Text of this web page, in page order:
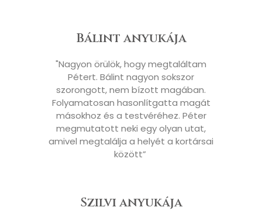
Bálint anyukája
"Nagyon örülök, hogy megtaláltam
Pétert. Bálint nagyon sokszor
szorongott, nem bízott magában.
Folyamatosan hasonlítgatta magát
másokhoz és a testvéréhez. Péter
megmutatott neki egy olyan utat,
amivel megtalálja a helyét a kortársai
között” ​
Szilvi anyukája